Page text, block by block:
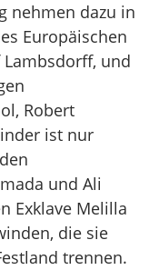
nehmen dazu in
Europäischen
Lambsdorff, und
Robert
ist nur
und Ali
Exklave Melilla
die sie
trennen.